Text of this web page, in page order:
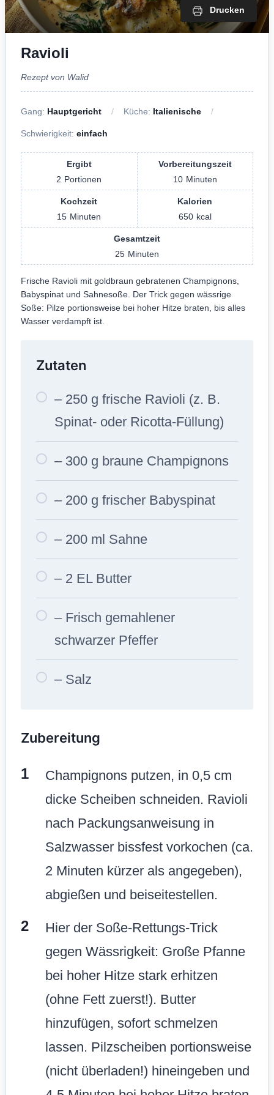
Drucken
Ravioli
Rezept von Walid
Gang: Hauptgericht Küche: Italienische
Schwierigkeit: einfach
Ergibt
2 Portionen
Vorbereitungszeit
10 Minuten
Kochzeit
15 Minuten
Kalorien
650 kcal
Gesamtzeit
25 Minuten
Frische Ravioli mit goldbraun gebratenen Champignons,
Babyspinat und Sahnesoße. Der Trick gegen wässrige
Soße: Pilze portionsweise bei hoher Hitze braten, bis alles
Wasser verdampft ist.
Zutaten
– 250 g frische Ravioli (z. B.
Spinat- oder Ricotta-Füllung)
– 300 g braune Champignons
– 200 g frischer Babyspinat
– 200 ml Sahne
– 2 EL Butter
– Frisch gemahlener
schwarzer Pfeffer
– Salz
Zubereitung
Champignons putzen, in 0,5 cm
dicke Scheiben schneiden. Ravioli
nach Packungsanweisung in
Salzwasser bissfest vorkochen (ca.
2 Minuten kürzer als angegeben),
abgießen und beiseitestellen.
Hier der Soße-Rettungs-Trick
gegen Wässrigkeit: Große Pfanne
bei hoher Hitze stark erhitzen
(ohne Fett zuerst!). Butter
hinzufügen, sofort schmelzen
lassen. Pilzscheiben portionsweise
(nicht überladen!) hineingeben und